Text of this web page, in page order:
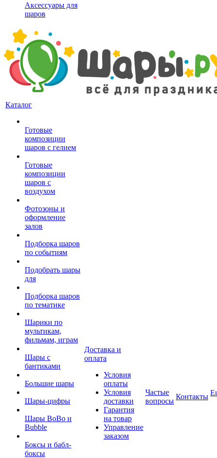
Аксессуары для
шаров
Каталог
Готовые
композиции
шаров с гелием
Готовые
композиции
шаров с
воздухом
Фотозоны и
оформление
залов
Подборка шаров
по событиям
Подобрать шары
для
Подборка шаров
по тематике
Шарики по
мультикам,
фильмам, играм
Шары с
бантиками
Большие шары
Шары-цифры
Шары BoBo и
Bubble
Боксы и бабл-
боксы
Доставка и
оплата
Условия
оплаты
Условия
доставки
Гарантия
на товар
Управление
заказом
Частые
вопросы
Контакты